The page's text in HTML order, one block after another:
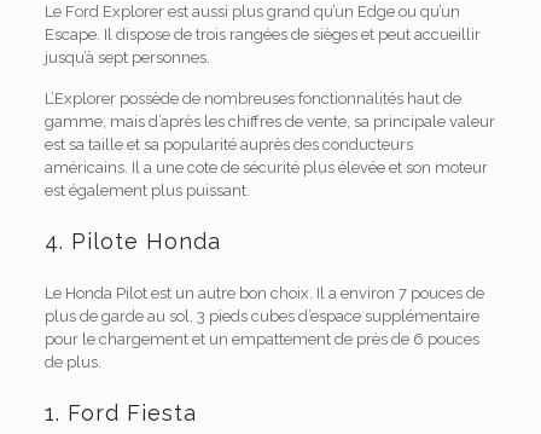
Le Ford Explorer est aussi plus grand qu’un Edge ou qu’un
Escape. Il dispose de trois rangées de sièges et peut accueillir
jusqu’à sept personnes.
L’Explorer possède de nombreuses fonctionnalités haut de
gamme, mais d’après les chiffres de vente, sa principale valeur
est sa taille et sa popularité auprès des conducteurs
américains. Il a une cote de sécurité plus élevée et son moteur
est également plus puissant.
4. Pilote Honda
Le Honda Pilot est un autre bon choix. Il a environ 7 pouces de
plus de garde au sol, 3 pieds cubes d’espace supplémentaire
pour le chargement et un empattement de près de 6 pouces
de plus.
1. Ford Fiesta